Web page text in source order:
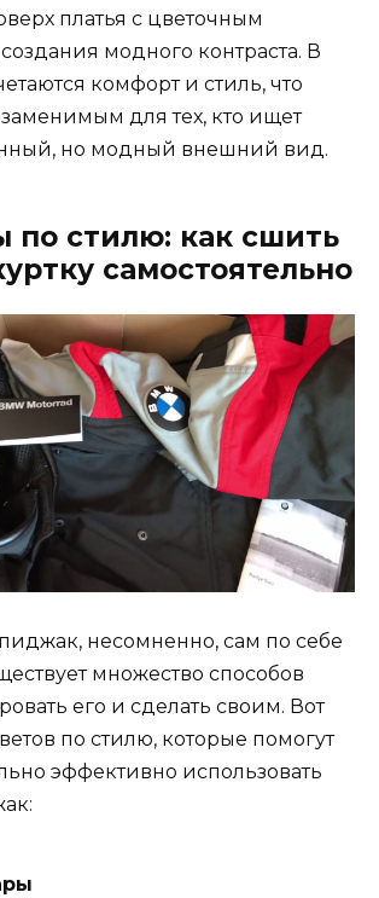
платья с цветочным
модного контраста. В
комфорт и стиль, что
для тех, кто ищет
но модный внешний вид.
по стилю: как сшить
самостоятельно
несомненно, сам по себе
множество способов
его и сделать своим. Вот
по стилю, которые помогут
эффективно использовать